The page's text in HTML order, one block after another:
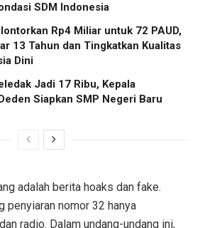
SDM Indonesia
Rp4 Miliar untuk 72 PAUD,
13 Tahun dan Tingkatkan Kualitas
Dini
Jadi 17 Ribu, Kepala
Siapkan SMP Negeri Baru
adalah berita hoaks dan fake.
penyiaran nomor 32 hanya
radio. Dalam undang-undang ini,